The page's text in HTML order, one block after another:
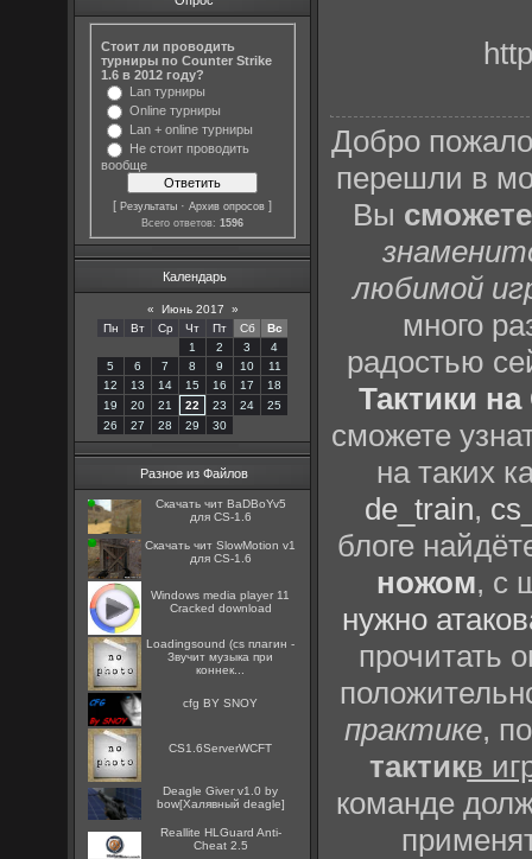
Стоит ли проводить
турниры по Counter Strike
1.6 в 2012 году?
Lan турниры
Online турниры
Lan + online турниры
Не стоит проводить
вообще
[Результаты ·Архив опросов ]
Всего ответов:1596
Календарь
« Июнь 2017
»
Пн
Вт Ср Чт Пт Сб
Вс
1
2 3
4
5
6 7 8 9 10
11
12
13 14 15 16 17
18
19
20 21 22 23 24
25
26
27 28 29 30
Разное из Файлов
Скачать чит BaDBoYv5
для CS-1.6
Скачать чит SlowMotion v1
для CS-1.6
Windows media player 11
Cracked download
Loadingsound (cs плагин -
Звучит музыка при
коннек...
cfg BY SNOY
CS1.6ServerWCFT
Deagle Giver v1.0 by
bow[Халявный deagle]
Reallite HLGuard Anti-
Cheat 2.5
Добро
перешли в
Вы
любимой
много
радостью
Тактики
сможете
на таких
de_train,
блоге
ножом, с
нужно
прочитать
практике,
тактикв
команде